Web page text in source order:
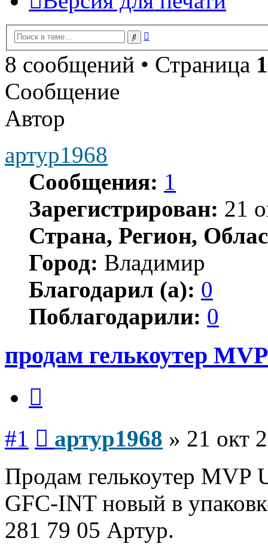
Поиск
8 сообщений • Страница 1
Сообщение
Автор
артур1968
Сообщения: 1
Зарегистрирован: 21
Страна, Регион,
Город: Владимир
Благодарил (а): 0
Поблагодарили: 0
продам гелькоутер
#1 артур1968 » 21 окт
Продам гелькоутер
GFC-INT новый в
281 79 05 Артур.